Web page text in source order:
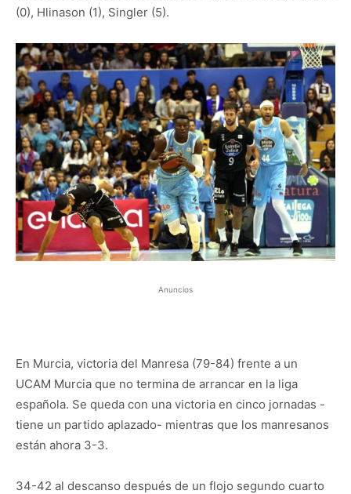
(0), Hlinason (1), Singler (5).
Anuncios
En Murcia, victoria del Manresa (79-84) frente a un
UCAM Murcia que no termina de arrancar en la liga
española. Se queda con una victoria en cinco jornadas -
tiene un partido aplazado- mientras que los manresanos
están ahora 3-3.
34-42 al descanso después de un flojo segundo cuarto